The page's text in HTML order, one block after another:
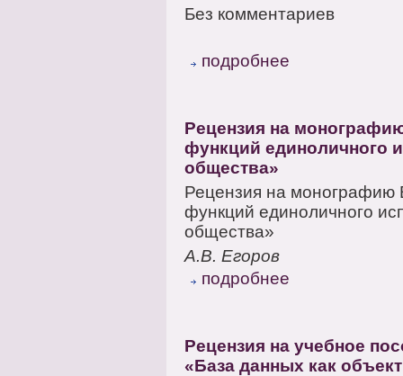
Без комментариев
подробнее
Рецензия на
функций единоличного
общества»
Рецензия на монографию
функций единоличного
общества»
А.В. Егоров
подробнее
Рецензия на учебное
«База данных как